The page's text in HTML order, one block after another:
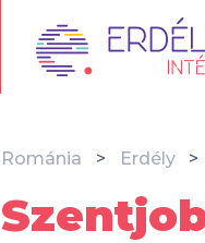
Románia Erdély